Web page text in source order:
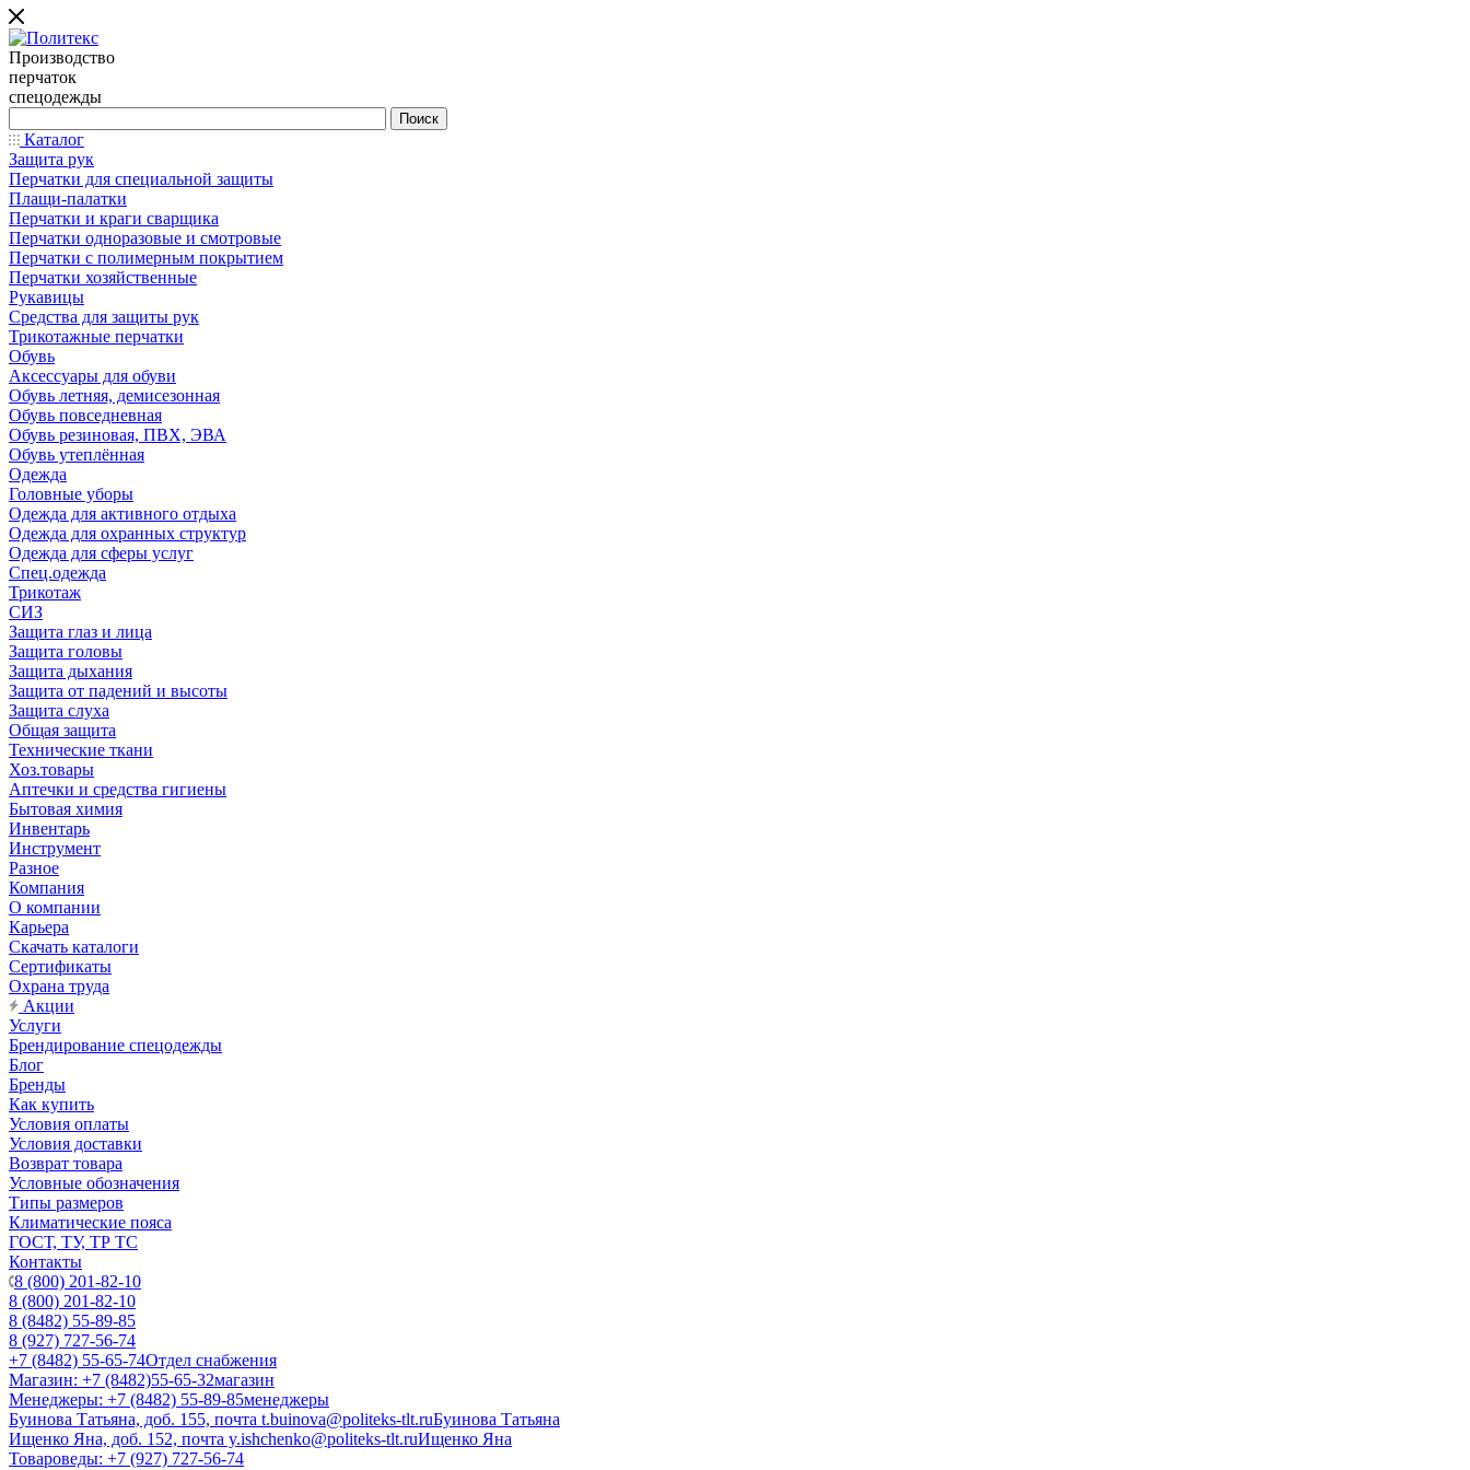
Производство
перчаток
спецодежды
Каталог
Защита рук
Перчатки для специальной защиты
Плащи-палатки
Перчатки и краги сварщика
Перчатки одноразовые и смотровые
Перчатки с полимерным покрытием
Перчатки хозяйственные
Рукавицы
Средства для защиты рук
Трикотажные перчатки
Обувь
Аксессуары для обуви
Обувь летняя, демисезонная
Обувь повседневная
Обувь резиновая, ПВХ, ЭВА
Обувь утеплённая
Одежда
Головные уборы
Одежда для активного отдыха
Одежда для охранных структур
Одежда для сферы услуг
Спец.одежда
Трикотаж
СИЗ
Защита глаз и лица
Защита головы
Защита дыхания
Защита от падений и высоты
Защита слуха
Общая защита
Технические ткани
Хоз.товары
Аптечки и средства гигиены
Бытовая химия
Инвентарь
Инструмент
Разное
Компания
О компании
Карьера
Cкачать каталоги
Сертификаты
Охрана труда
Акции
Услуги
Брендирование спецодежды
Блог
Бренды
Как купить
Условия оплаты
Условия доставки
Возврат товара
Условные обозначения
Типы размеров
Климатические пояса
ГОСТ, ТУ, ТР ТС
Контакты
8 (800) 201-82-10
8 (800) 201-82-10
8 (8482) 55-89-85
8 (927) 727-56-74
+7 (8482) 55-65-74Отдел снабжения
Магазин: +7 (8482)55-65-32магазин
Менеджеры: +7 (8482) 55-89-85менеджеры
Буинова Татьяна, доб. 155, почта t.buinova@politeks-tlt.ruБуинова Татьяна
Ищенко Яна, доб. 152, почта y.ishchenko@politeks-tlt.ruИщенко Яна
Товароведы: +7 (927) 727-56-74